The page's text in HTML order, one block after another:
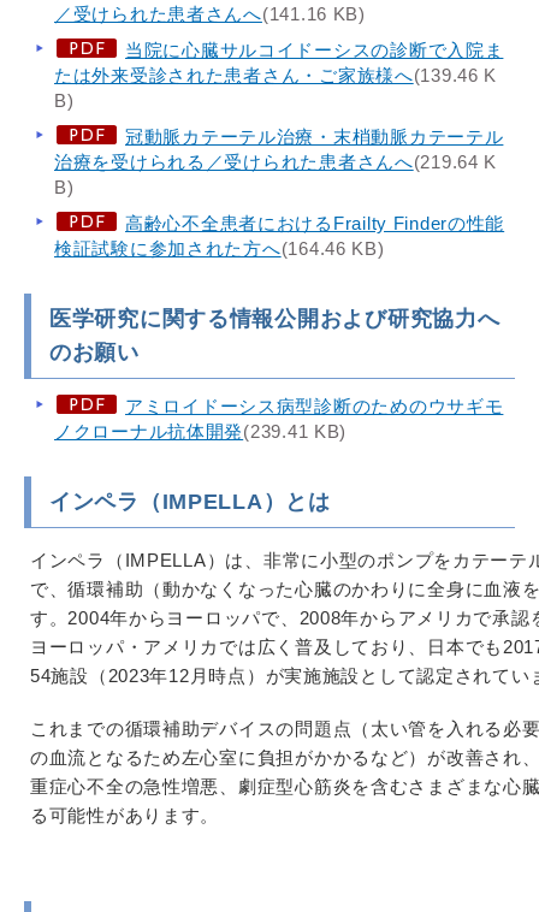
／受けられた患者さんへ(141.16 KB)
当院に心臓サルコイドーシスの診断で入院ま
たは外来受診された患者さん・ご家族様へ(139.46 K
B)
冠動脈カテーテル治療・末梢動脈カテーテル
治療を受けられる／受けられた患者さんへ(219.64 K
B)
高齢心不全患者におけるFrailty Finderの性能
検証試験に参加された方へ(164.46 KB)
医学研究に関する情報公開および研究協力へ
のお願い
アミロイドーシス病型診断のためのウサギモ
ノクローナル抗体開発(239.41 KB)
インペラ（IMPELLA）とは
インペラ（IMPELLA）は、非常に小型のポンプをカテーテ
で、循環補助（動かなくなった心臓のかわりに全身に血液
す。2004年からヨーロッパで、2008年からアメリカで承
ヨーロッパ・アメリカでは広く普及しており、日本でも
54施設（2023年12月時点）が実施施設として認定されてい
これまでの循環補助デバイスの問題点（太い管を入れる必
の血流となるため左心室に負担がかかるなど）が改善され
重症心不全の急性増悪、劇症型心筋炎を含むさまざまな心
る可能性があります。